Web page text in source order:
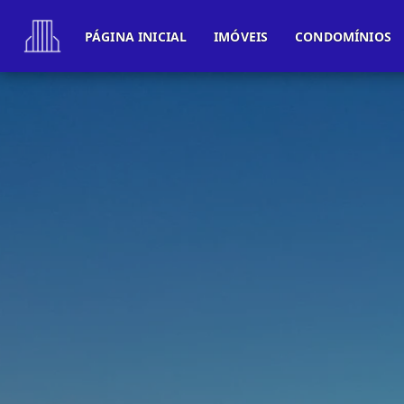
PÁGINA INICIAL IMÓVEIS CONDOMÍNIOS